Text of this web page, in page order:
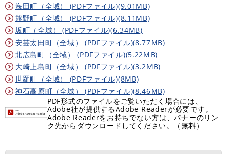
海田町（全域） (PDFファイル)(9.01MB)
熊野町（全域） (PDFファイル)(8.11MB)
坂町（全域） (PDFファイル)(6.34MB)
安芸太田町（全域） (PDFファイル)(8.77MB)
北広島町（全域） (PDFファイル)(5.22MB)
大崎上島町（全域） (PDFファイル)(3.2MB)
世羅町（全域） (PDFファイル)(8MB)
神石高原町（全域） (PDFファイル)(8.46MB)
PDF形式のファイルをご覧いただく場合には、
Adobe社が提供するAdobe Readerが必要です。
Adobe Readerをお持ちでない方は、バナーのリン
ク先からダウンロードしてください。（無料）